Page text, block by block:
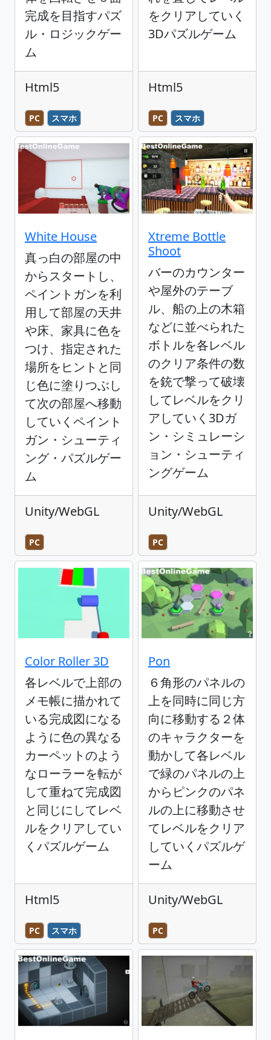
完成を目指すパズ
ル・ロジックゲー
ム
Html5
PC スマホ
をクリアしていく
3Dパズルゲーム
Html5
PC スマホ
White House
真っ白の部屋の中
からスタートし、
ペイントガンを利
用して部屋の天井
や床、家具に色を
つけ、指定された
場所をヒントと同
じ色に塗りつぶし
て次の部屋へ移動
していくペイント
ガン・シューティ
ング・パズルゲー
ム
Unity/WebGL
PC
Xtreme Bottle
Shoot
バーのカウンター
や屋外のテーブ
ル、船の上の木箱
などに並べられた
ボトルを各レベル
のクリア条件の数
を銃で撃って破壊
してレベルをクリ
アしていく3Dガ
ン・シミュレーシ
ョン・シューティ
ングゲーム
Unity/WebGL
PC
Color Roller 3D
各レベルで上部の
メモ帳に描かれて
いる完成図になる
ように色の異なる
カーペットのよう
なローラーを転が
して重ねて完成図
と同じにしてレベ
ルをクリアしてい
くパズルゲーム
Html5
PC スマホ
Pon
６角形のパネルの
上を同時に同じ方
向に移動する２体
のキャラクターを
動かして各レベル
で緑のパネルの上
からピンクのパネ
ルの上に移動させ
てレベルをクリア
していくパズルゲ
ーム
Unity/WebGL
PC